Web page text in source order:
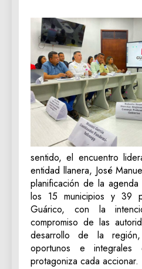
sentido, el encuentro
entidad llanera, José
planificación de la
los 15 municipios y 39
Guárico, con la
compromiso de las
desarrollo de la región,
oportunos e
protagoniza cada accionar.